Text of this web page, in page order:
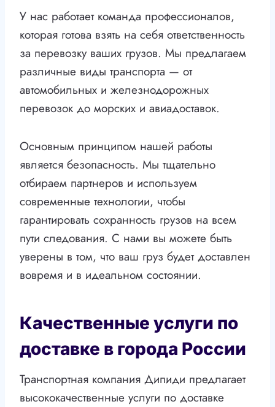
У нас работает команда профессионалов,
которая готова взять на себя ответственность
за перевозку ваших грузов. Мы предлагаем
различные виды транспорта — от
автомобильных и железнодорожных
перевозок до морских и авиадоставок.
Основным принципом нашей работы
является безопасность. Мы тщательно
отбираем партнеров и используем
современные технологии, чтобы
гарантировать сохранность грузов на всем
пути следования. С нами вы можете быть
уверены в том, что ваш груз будет доставлен
вовремя и в идеальном состоянии.
Качественные услуги по
доставке в города России
Транспортная компания Дипиди предлагает
высококачественные услуги по доставке